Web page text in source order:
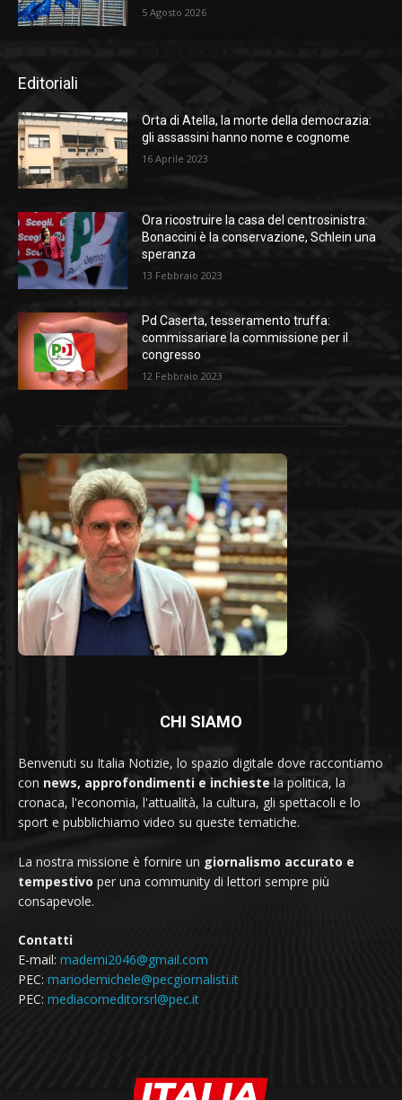
5 Agosto 2026
Editoriali
Orta di Atella, la morte della democrazia:
gli assassini hanno nome e cognome
16 Aprile 2023
Ora ricostruire la casa del centrosinistra:
Bonaccini è la conservazione, Schlein una
speranza
13 Febbraio 2023
Pd Caserta, tesseramento truffa:
commissariare la commissione per il
congresso
12 Febbraio 2023
CHI SIAMO
Benvenuti su Italia Notizie, lo spazio digitale dove raccontiamo
con news, approfondimenti e inchieste la politica, la
cronaca, l'economia, l'attualità, la cultura, gli spettacoli e lo
sport e pubblichiamo video su queste tematiche.
La nostra missione è fornire un giornalismo accurato e
tempestivo per una community di lettori sempre più
consapevole.
Contatti
E-mail: mademi2046@gmail.com
PEC: mariodemichele@pecgiornalisti.it
PEC: mediacomeditorsrl@pec.it